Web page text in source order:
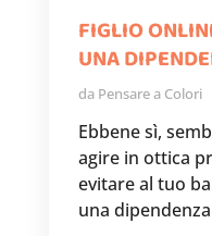
FIGLIO
UNA
da Pensare a Colori
Ebbene sì,
agire in ottica
evitare al tuo
una